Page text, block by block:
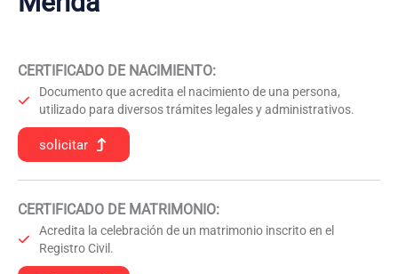
CERTIFICADO DE NACIMIENTO:
Documento que acredita el nacimiento de una persona,
utilizado para diversos trámites legales y administrativos.
solicitar
CERTIFICADO DE MATRIMONIO:
Acredita la celebración de un matrimonio inscrito en el
Registro Civil.